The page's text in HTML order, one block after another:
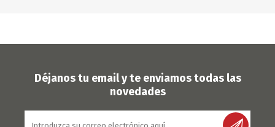
Déjanos tu email y te enviamos todas las
novedades